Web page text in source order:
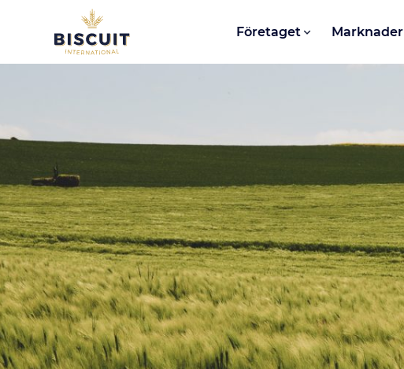
Aller au contenu Företaget Marknader